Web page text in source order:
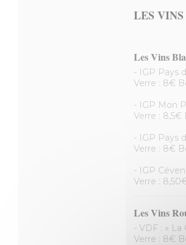
LES VINS
Les Vins
- IGP Pays
Verre : 8€
- IGP Mon
Verre :
- IGP Pays
Verre : 8€
- IGP
Verre :
Les Vins
- VDF : «
Verre : 8€